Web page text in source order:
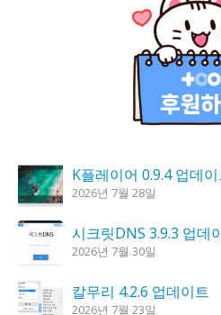
K플레이어 0.9.4 업데
2026년 7월 28일
시크릿DNS 3.9.3 업데
2026년 7월 30일
칼무리 4.2.6 업데이트
2026년 7월 23일